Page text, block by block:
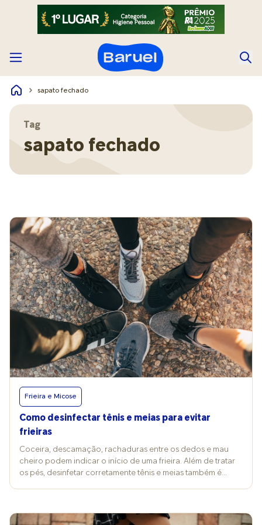
sapato fechado
Tag
sapato fechado
Frieira e Micose
Como desinfectar tênis e meias para evitar
frieiras
Coceira, descamação, rachaduras entre os dedos e mau
cheiro podem indicar o início de uma frieira. Além de tratar
os pés, desinfetar corretamente tênis e meias também é
propício para a proliferação de microrganismos porque o